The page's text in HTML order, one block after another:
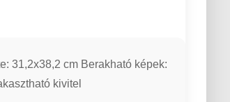
31,2x38,2 cm Berakható képek:
kivitel